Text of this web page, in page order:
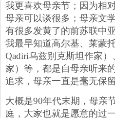
我更喜欢母亲节；因为相
母亲可以谈很多；母亲文
有很多发黄了的前苏联中
我最早知道高尔基、莱蒙
Qadiri乌兹别克斯坦作家
家）等，都是自母亲听来
追求，母亲一直是毫无保
大概是90年代末期，母亲
庭，大家也就是愿意的过